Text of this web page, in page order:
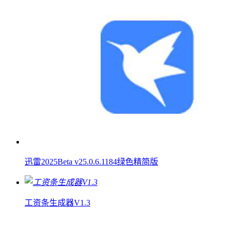
迅雷2025Beta v25.0.6.1184绿色精简版
工资条生成器V1.3